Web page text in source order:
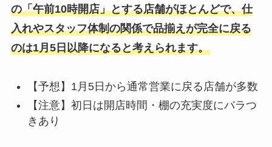
の「午前10時開店」とする店舗がほとんどで、仕
入れやスタッフ体制の関係で品揃えが完全に戻る
のは1月5日以降になると考えられます。
【予想】1月5日から通常営業に戻る店舗が多数
【注意】初日は開店時間・棚の充実度にバラつ
きあり